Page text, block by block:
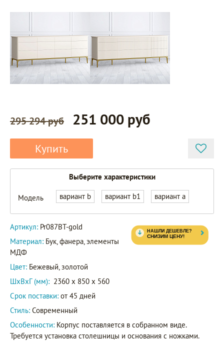
295 294 руб 251 000 руб
Купить
Выберите характеристики
Модель вариант b вариант b1 вариант a
Артикул: Pr087BT-gold
Материал: Бук, фанера, элементы
МДФ
Цвет: Бежевый, золотой
ШxВxГ (мм): 2360 x 850 x 560
Срок поставки: от 45 дней
Стиль: Современный
Особенности: Корпус поставляется в собранном виде.
Требуется установка столешницы и основания с ножками.